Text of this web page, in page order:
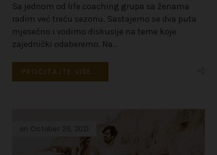
Sa jednom od life coaching grupa sa ženama
radim već treću sezonu. Sastajemo se dva puta
mjesečno i vodimo diskusije na teme koje
zajednički odaberemo. Na…
PROČITAJTE VIŠE...
on October 26, 2021